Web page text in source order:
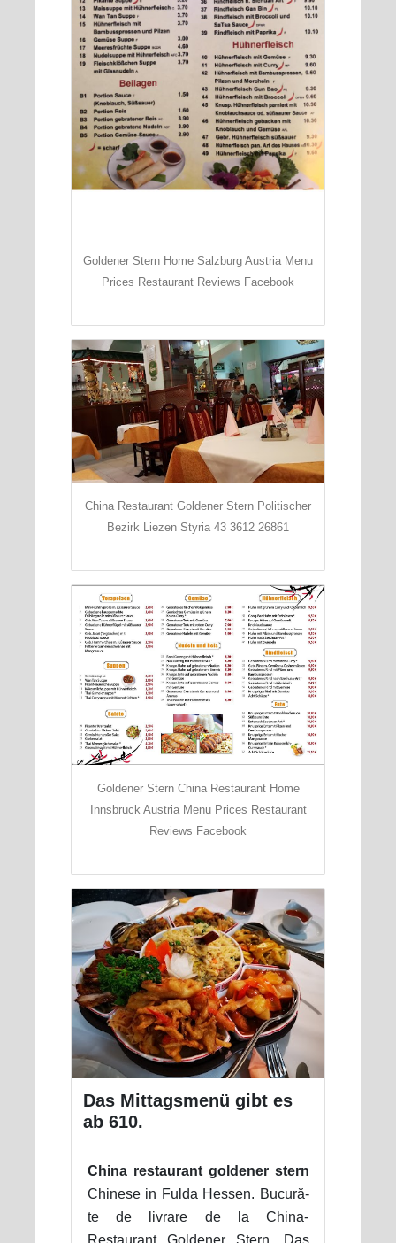
Goldener Stern Home Salzburg Austria Menu
Prices Restaurant Reviews Facebook
China Restaurant Goldener Stern Politischer
Bezirk Liezen Styria 43 3612 26861
Goldener Stern China Restaurant Home
Innsbruck Austria Menu Prices Restaurant
Reviews Facebook
Das Mittagsmenü gibt es
ab 610.
China restaurant goldener stern
Chinese in Fulda Hessen. Bucură-
te de livrare de la China-
Restaurant Goldener Stern. Das